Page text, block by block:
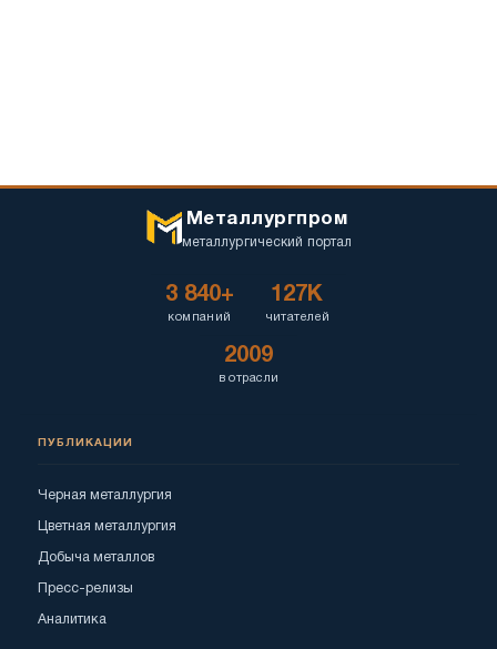
Металлургпром
металлургический портал
3 840+
компаний
127K
читателей
2009
в отрасли
ПУБЛИКАЦИИ
Черная металлургия
Цветная металлургия
Добыча металлов
Пресс-релизы
Аналитика